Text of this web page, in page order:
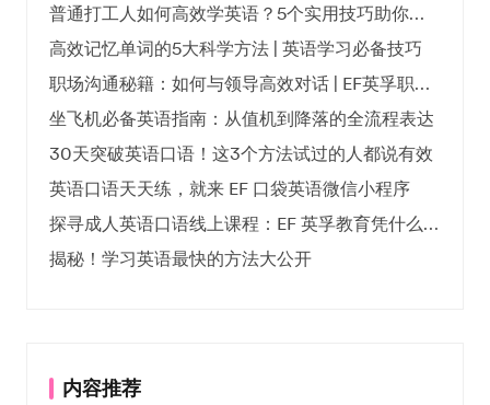
普通打工人如何高效学英语？5个实用技巧助你突破职场瓶颈
高效记忆单词的5大科学方法 | 英语学习必备技巧
职场沟通秘籍：如何与领导高效对话 | EF英孚职场指南
坐飞机必备英语指南：从值机到降落的全流程表达
30天突破英语口语！这3个方法试过的人都说有效
英语口语天天练，就来 EF 口袋英语微信小程序
探寻成人英语口语线上课程：EF 英孚教育凭什么领航
揭秘！学习英语最快的方法大公开
内容推荐